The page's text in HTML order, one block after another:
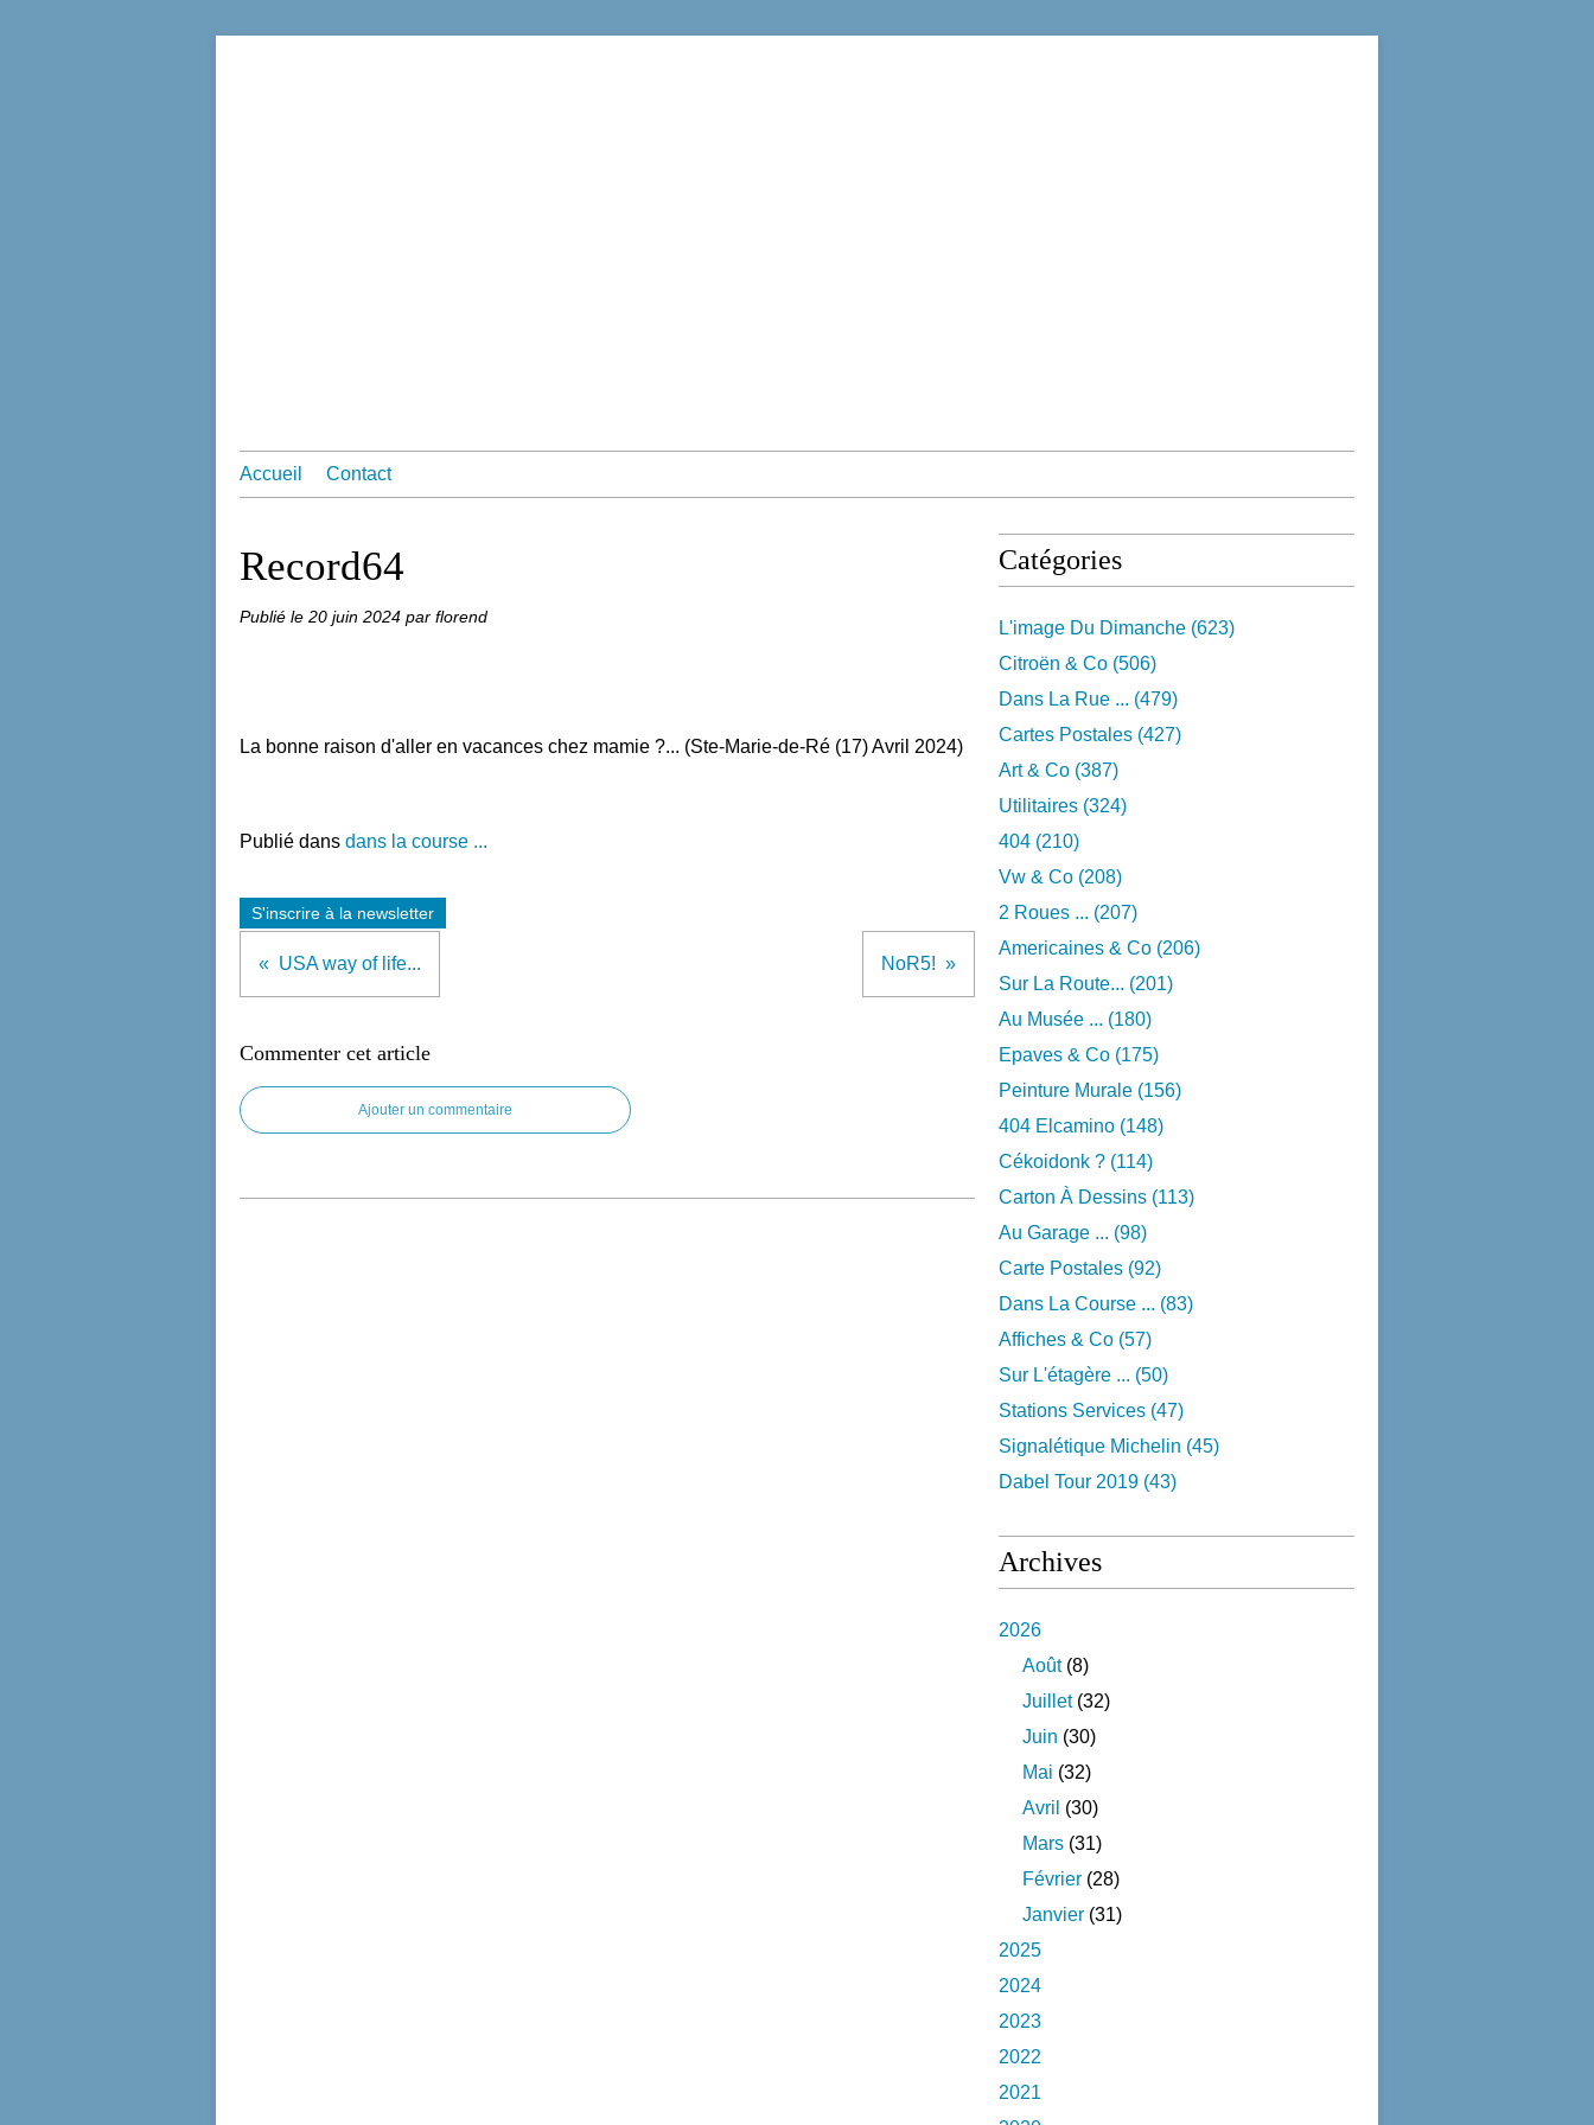
Accueil Contact
Record64
Publié le 20 juin 2024 par florend
La bonne raison d'aller en vacances chez mamie ?... (Ste-Marie-de-Ré (17) Avril 2024)
Publié dans dans la course ...
S'inscrire à la newsletter
USA way of life... NoR5!
Commenter cet article
Ajouter un commentaire
Catégories
L'image Du Dimanche (623)
Citroën & Co (506)
Dans La Rue ... (479)
Cartes Postales (427)
Art & Co (387)
Utilitaires (324)
404 (210)
Vw & Co (208)
2 Roues ... (207)
Americaines & Co (206)
Sur La Route... (201)
Au Musée ... (180)
Epaves & Co (175)
Peinture Murale (156)
404 Elcamino (148)
Cékoidonk ? (114)
Carton À Dessins (113)
Au Garage ... (98)
Carte Postales (92)
Dans La Course ... (83)
Affiches & Co (57)
Sur L'étagère ... (50)
Stations Services (47)
Signalétique Michelin (45)
Dabel Tour 2019 (43)
Archives
2026
Août(8)
Juillet(32)
Juin (30)
Mai (32)
Avril (30)
Mars (31)
Février (28)
Janvier (31)
2025
2024
2023
2022
2021